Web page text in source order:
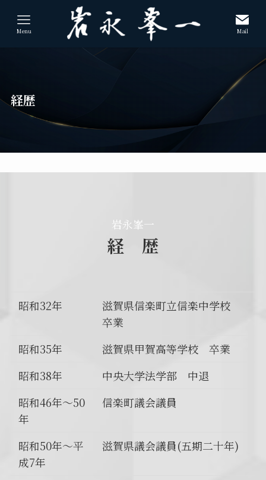
Mail
Menu
経歴
岩永峯一
経 歴
昭和32年
滋賀県信楽町立信楽中学校
卒業
昭和35年
滋賀県甲賀高等学校 卒業
昭和38年
中央大学法学部 中退
昭和46年～50
年
信楽町議会議員
昭和50年～平
成7年
滋賀県議会議員(五期二十年)